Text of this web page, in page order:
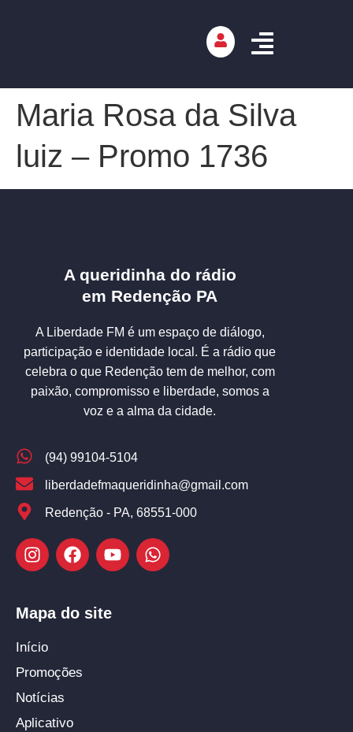
Maria Rosa da Silva
luiz – Promo 1736
A queridinha do rádio
em Redenção PA
A Liberdade FM é um espaço de diálogo,
participação e identidade local. É a rádio que
celebra o que Redenção tem de melhor, com
paixão, compromisso e liberdade, somos a
voz e a alma da cidade.
(94) 99104-5104
liberdadefmaqueridinha@gmail.com
Redenção - PA, 68551-000
Mapa do site
Início
Promoções
Notícias
Aplicativo